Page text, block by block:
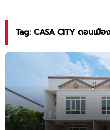
Tag: CASA CITY ดอนเมือ